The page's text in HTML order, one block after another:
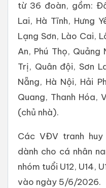
từ 36 đoàn, gồm:
Lai, Hà Tĩnh, Hưng
Lạng Sơn, Lào Cai,
An, Phú Thọ, Quảng
Trị, Quân đội, Sơn
Nẵng, Hà Nội, Hải
Quang, Thanh Hóa,
(chủ nhà).
Các VĐV tranh
dành cho cá nhân
nhóm tuổi U12, U14,
vào ngày 5/6/2026.